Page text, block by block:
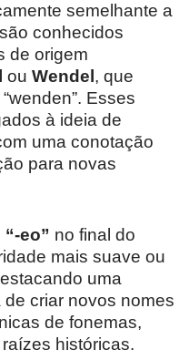
semelhante a
conhecidos
de origem
ou Wendel , que
Esses
à ideia de
uma conotação
para novas
“-eo” no final do
mais suave ou
uma
criar novos nomes
de fonemas,
históricas.